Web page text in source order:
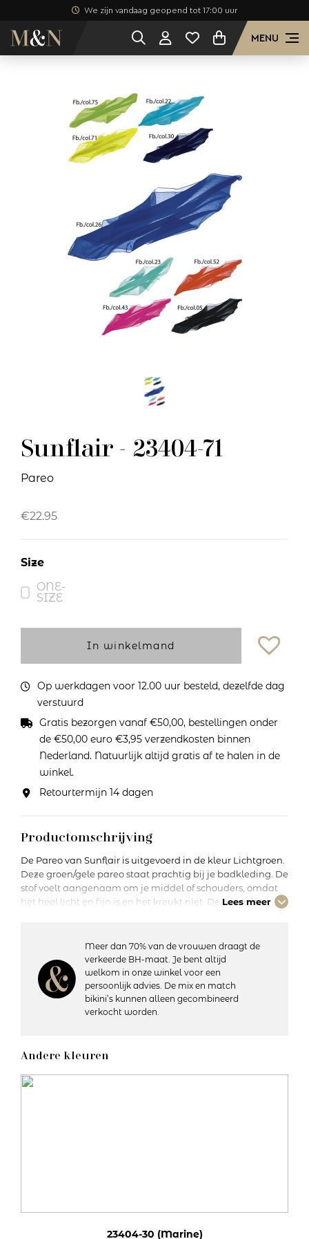
We zijn vandaag geopend tot 17:00 uur
MENU
Sunflair - 23404-71
Pareo
€22.95
Size
ONE-
SIZE
In winkelmand
Op werkdagen voor 12.00 uur besteld, dezelfde dag
verstuurd
Gratis bezorgen vanaf €50,00, bestellingen onder
de €50,00 euro €3,95 verzendkosten binnen
Nederland. Natuurlijk altijd gratis af te halen in de
winkel.
Retourtermijn 14 dagen
Productomschrijving
De Pareo van Sunflair is uitgevoerd in de kleur Lichtgroen.
Deze groen/gele pareo staat prachtig bij je badkleding. De
stof voelt aangenaam om je middel of schouders, omdat
het heel licht en fijn is en het kreukt niet. De pareo is
– Lengte: Lang
– Licht doorschijnend
– Materiaal: 100% polyester
– Wasvoorschriften: 30 graden machinewas, niet geschikt
Artikelnummer: 23404
Lees meer
Meer dan 70% van de vrouwen draagt de
verkeerde BH-maat. Je bent altijd
welkom in onze winkel voor een
persoonlijk advies. De mix en match
bikini’s kunnen alleen gecombineerd
verkocht worden.
Andere kleuren
23404-30 (Marine)